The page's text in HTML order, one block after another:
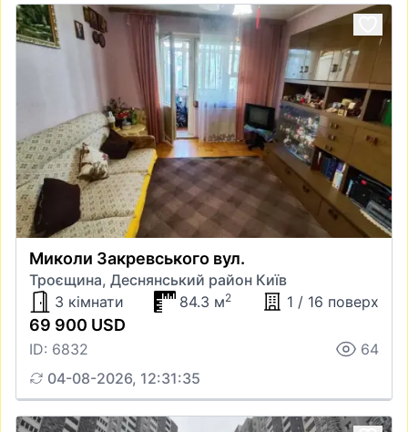
Миколи Закревського вул.
Троєщина, Деснянський район Київ
3 кімнати
84.3 м2 1 / 16 поверх
69 900 USD
ID: 6832
64
04-08-2026, 12:31:35